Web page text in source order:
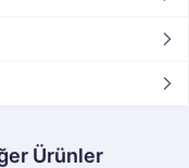
Ürünler